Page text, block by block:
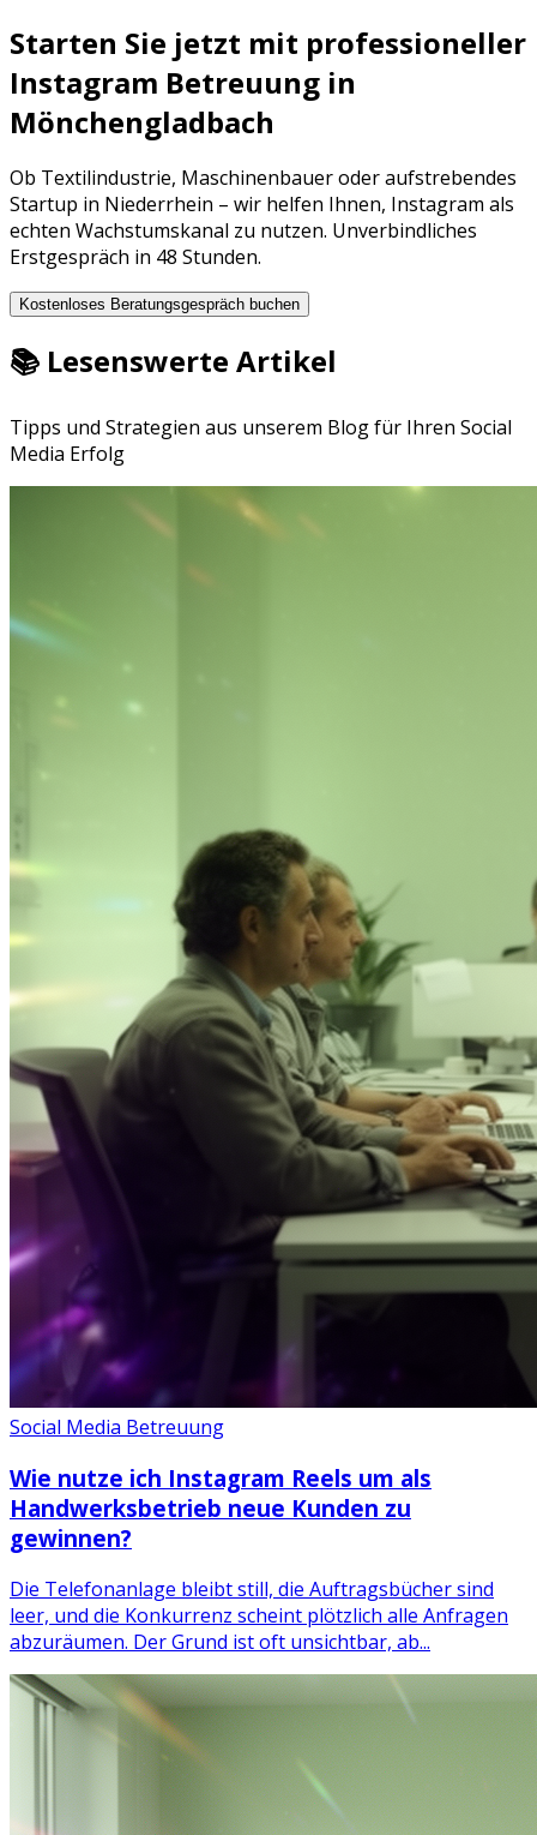
Starten Sie jetzt mit professioneller
Instagram Betreuung in
Mönchengladbach
Ob Textilindustrie, Maschinenbaueroder aufstrebendes
Startup in Niederrhein – wir helfen Ihnen, Instagram als
echten Wachstumskanal zu nutzen. Unverbindliches
Erstgespräch in 48 Stunden.
Kostenloses Beratungsgespräch buchen
📚 Lesenswerte Artikel
Tipps und Strategien aus unserem Blog für Ihren Social
Media Erfolg
Social Media Betreuung
Wie nutze ich Instagram Reels um als
Handwerksbetrieb neue Kunden zu
gewinnen?
Die Telefonanlage bleibt still, die Auftragsbücher sind
leer, und die Konkurrenz scheint plötzlich alle Anfragen
abzuräumen. Der Grund ist oft unsichtbar, ab...